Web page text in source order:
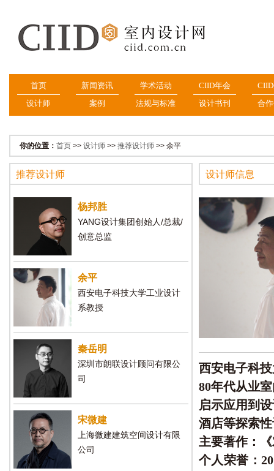
首页 新闻资讯 学术活动 CIID年会
设计师
案例 法规与标准 设计书刊 合
你的位置： 首页 >> 设计师 >> 推荐设计师 >> 余平
推荐设计师
杨邦胜
YANG设计集团创始人/总裁/
创意总监
余平
西安电子科技大学工业设计
系教授
秦岳明
深圳市朗联设计顾问有限公
司
宋微建
上海微建建筑空间设计有限
公司
设计师信息
西安电子科
80年代从业
启示应用到
酒店等探索
主要著作：
个人荣誉：